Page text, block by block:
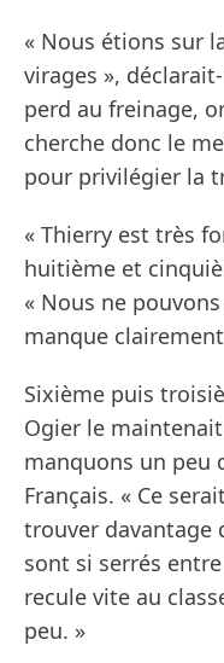
« Nous étions sur
virages »,
perd au freinage,
cherche donc le
pour privilégier la
« Thierry est très
huitième et
« Nous ne
manque
Sixième puis
Ogier le
manquons un peu
Français. « Ce
trouver davantage
sont si serrés
recule vite au
peu. »